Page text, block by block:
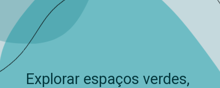
Explorar espaços verdes,